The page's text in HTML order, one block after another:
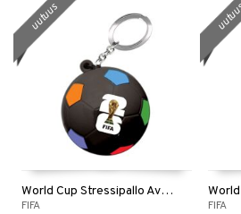
World Cup Stressipallo Avaimenperä Musta
FIFA
uutuus
FIFA